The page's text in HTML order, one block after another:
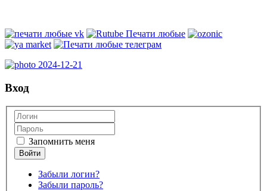
Вход
Запомнить меня
Забыли логин?
Забыли пароль?